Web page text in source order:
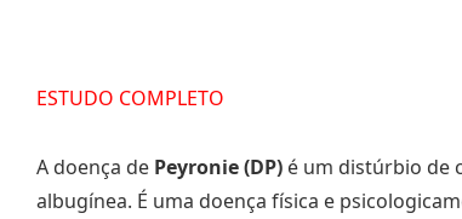
ESTUDO COMPLETO
A doença de Peyronie (DP) é um distúrbio de
albugínea. É uma doença física e